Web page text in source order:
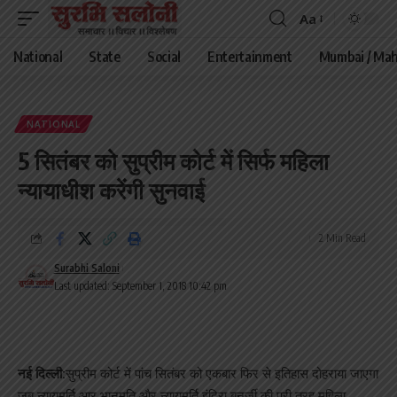
Font
Resizer
Aa
National State Social Entertainment Mumbai /
NATIONAL
5 सितंबर को सुप्रीम कोर्ट में सिर्फ महिला
न्यायाधीश करेंगी सुनवाई
Last updated: September 1, 2018 10:42 pm
Surabhi Saloni
2 Min Read
नई दिल्ली:सुप्रीम कोर्ट में पांच सितंबर को एकबार फिर से इतिहास दोहराया जाएगा